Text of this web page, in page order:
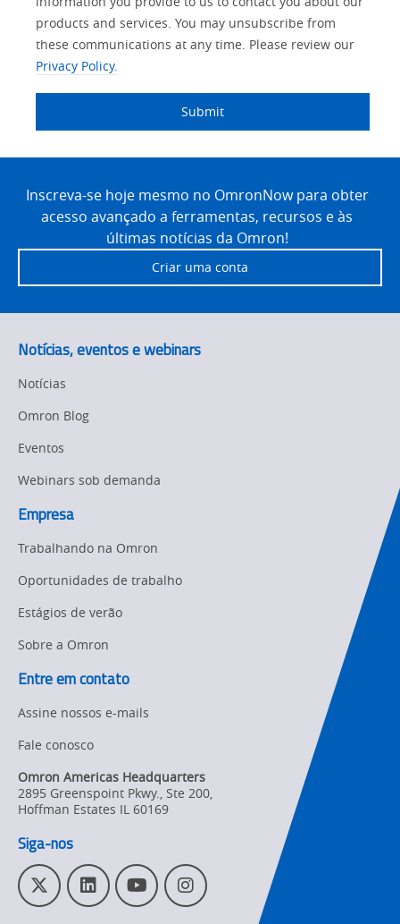
Source
Detail
No
Yes
an
Automation
Components
and Vision
Drives
SYSMAC
Motion and
Panel
Building
Control
Technical
Traceability
Training
IO Link
Panel Building
Quality Control
Safety Solutions
Traceability
Maintenance
Flexible
Sysmac Platform
Product Launches
Strategic Business
Other
Policy
Changes
Product
Discontinuation
Pricing
Supply
Chain/Demand
products and services. You may unsubscribe from
these communications at any time. Please review our
Privacy Policy.
Submit
FooterInscreva-se hoje mesmo no OmronNow para obter
acesso avançado a ferramentas, recursos e às
últimas notícias da Omron!
Criar uma conta
Notícias, eventos e webinars
Notícias
Omron Blog
Eventos
Webinars sob demanda
Empresa
Trabalhando na Omron
Oportunidades de trabalho
Estágios de verão
Sobre a Omron
Entre em contato
Assine nossos e-mails
Fale conosco
Omron Americas Headquarters
2895 Greenspoint Pkwy., Ste 200,
Hoffman Estates IL 60169
Siga-nos
T
w
L
i
Y
o
I
n